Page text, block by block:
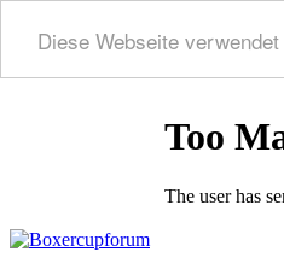
Diese Webseite